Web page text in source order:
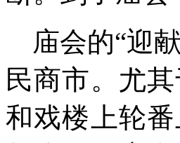
庙会的“迎
民商市。尤其
和戏楼上轮